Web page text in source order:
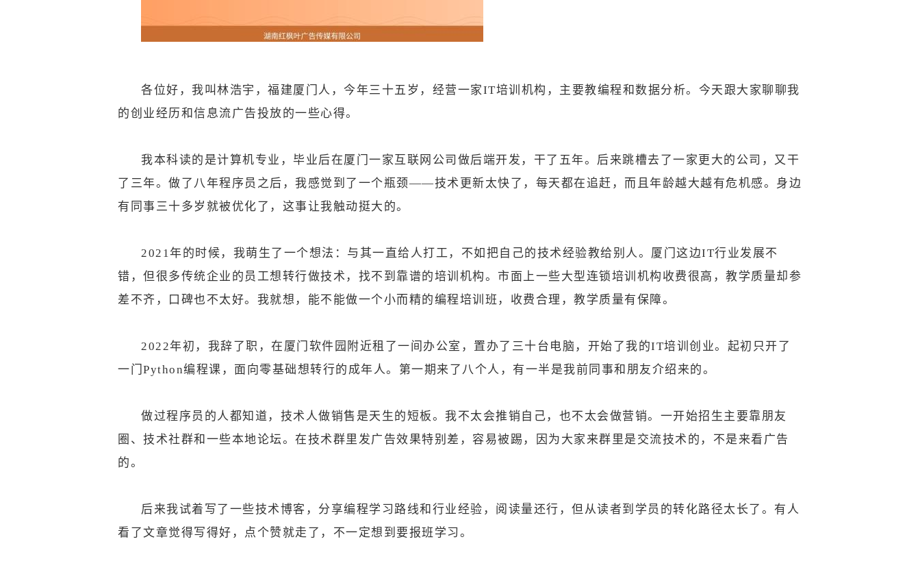
各位好，我叫林浩宇，福建厦门人，今年三十五岁，经营一家IT培训机构，主要教编程和数据分析。今天跟大家聊聊我
的创业经历和信息流广告投放的一些心得。
我本科读的是计算机专业，毕业后在厦门一家互联网公司做后端开发，干了五年。后来跳槽去了一家更大的公司，又干
了三年。做了八年程序员之后，我感觉到了一个瓶颈——技术更新太快了，每天都在追赶，而且年龄越大越有危机感。身边
有同事三十多岁就被优化了，这事让我触动挺大的。
2021年的时候，我萌生了一个想法：与其一直给人打工，不如把自己的技术经验教给别人。厦门这边IT行业发展不
错，但很多传统企业的员工想转行做技术，找不到靠谱的培训机构。市面上一些大型连锁培训机构收费很高，教学质量却参
差不齐，口碑也不太好。我就想，能不能做一个小而精的编程培训班，收费合理，教学质量有保障。
2022年初，我辞了职，在厦门软件园附近租了一间办公室，置办了三十台电脑，开始了我的IT培训创业。起初只开了
一门Python编程课，面向零基础想转行的成年人。第一期来了八个人，有一半是我前同事和朋友介绍来的。
做过程序员的人都知道，技术人做销售是天生的短板。我不太会推销自己，也不太会做营销。一开始招生主要靠朋友
圈、技术社群和一些本地论坛。在技术群里发广告效果特别差，容易被踢，因为大家来群里是交流技术的，不是来看广告
的。
后来我试着写了一些技术博客，分享编程学习路线和行业经验，阅读量还行，但从读者到学员的转化路径太长了。有人
看了文章觉得写得好，点个赞就走了，不一定想到要报班学习。